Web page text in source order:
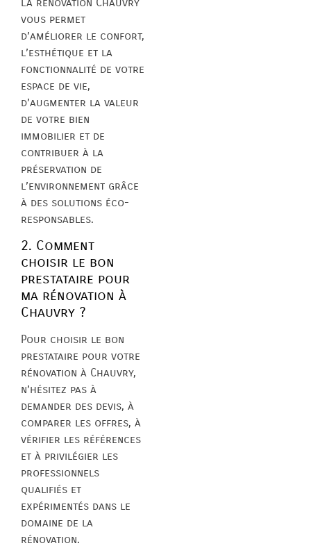
vous permet
d’améliorer le confort,
l’esthétique et la
fonctionnalité de votre
espace de vie,
d’augmenter la valeur
de votre bien
immobilier et de
contribuer à la
préservation de
l’environnement grâce
à des solutions éco-
responsables.
2. Comment
choisir le bon
prestataire pour
ma rénovation à
Chauvry ?
Pour choisir le bon
prestataire pour votre
rénovation à Chauvry,
n’hésitez pas à
demander des devis, à
comparer les offres, à
vérifier les références
et à privilégier les
professionnels
qualifiés et
expérimentés dans le
domaine de la
rénovation.